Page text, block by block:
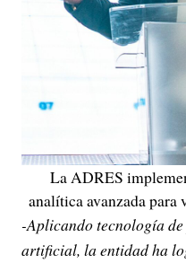
La ADRES
analítica avanzada
-Aplicando tecnología
artificial, la entidad ha